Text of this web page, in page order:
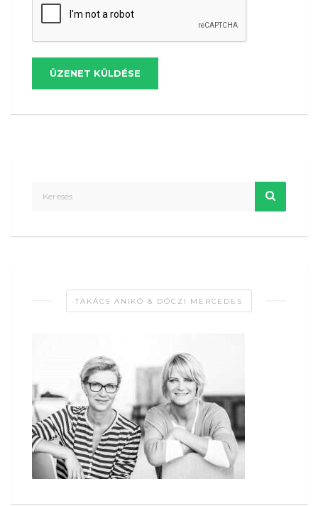
ÜZENET KÜLDÉSE
TAKÁCS ANIKÓ & DÓCZI MERCEDES